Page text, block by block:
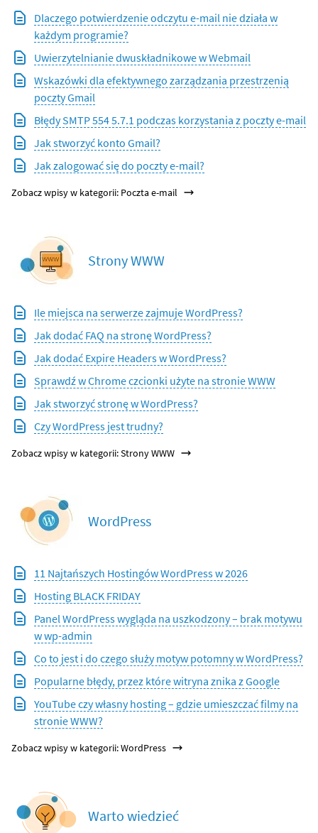
Dlaczego potwierdzenie odczytu e-mail nie działa w
każdym programie?
Uwierzytelnianie dwuskładnikowe w Webmail
Wskazówki dla efektywnego zarządzania przestrzenią
poczty Gmail
Błędy SMTP 554 5.7.1 podczas korzystania z poczty e-mail
Jak stworzyć konto Gmail?
Jak zalogować się do poczty e-mail?
Zobacz wpisy w kategorii: Poczta e-mail
Strony WWW
Ile miejsca na serwerze zajmuje WordPress?
Jak dodać FAQ na stronę WordPress?
Jak dodać Expire Headers w WordPress?
Sprawdź w Chrome czcionki użyte na stronie WWW
Jak stworzyć stronę w WordPress?
Czy WordPress jest trudny?
Zobacz wpisy w kategorii: Strony WWW
WordPress
11 Najtańszych Hostingów WordPress w 2026
Hosting BLACK FRIDAY
Panel WordPress wygląda na uszkodzony – brak motywu
w wp-admin
Co to jest i do czego służy motyw potomny w WordPress?
Popularne błędy, przez które witryna znika z Google
YouTube czy własny hosting – gdzie umieszczać filmy na
stronie WWW?
Zobacz wpisy w kategorii: WordPress
Warto wiedzieć